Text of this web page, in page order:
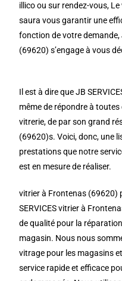
illico ou sur rendez-vous,
saura vous garantir une
fonction de votre demande,
(69620) s’engage à vous
Il est à dire que JB
même de répondre à
vitrerie, de par son grand
(69620)s. Voici, donc, une
prestations que notre
est en mesure de réaliser.
vitrier à Frontenas (69620)
SERVICES vitrier à
de qualité pour la
magasin. Nous nous
vitrage pour les magasins
service rapide et efficace